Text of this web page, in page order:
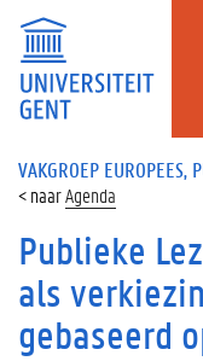
VAKGROEP EUROPEES,
Agenda
Publieke
als
gebaseerd